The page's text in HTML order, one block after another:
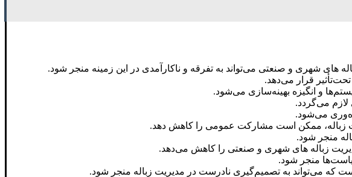
های شهری و صنعتی می‌تواند به تفرقه و ناکارآمدی در این زمینه منجر شود.
قرار می‌دهد.
و انگیزه بهینه‌سازی می‌شود.
لازم می‌گردد.
می‌شود.
زباله، ممکن است مشارکت عمومی را کاهش دهد.
منجر شود.
زباله‌ های شهری و صنعتی را کاهش می‌دهد.
منجر شود.
می‌تواند به تصمیم‌گیری نادرست در مدیریت زباله منجر شود.